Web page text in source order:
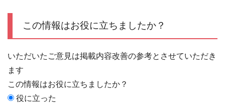
この情報はお役に立ちましたか？
いただいたご意見は掲載内容改善の参考とさせていただき
ます
この情報はお役に立ちましたか？
役に立った